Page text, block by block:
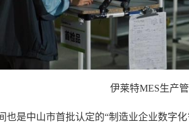
伊莱特MES生产
也是中山市首批认定的“制造业企业数字